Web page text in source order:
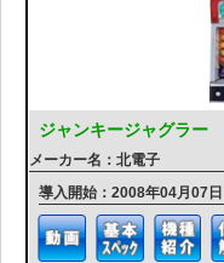
ジャンキージャグラー
メーカー名：北電子
導入開始：2008年04月07日